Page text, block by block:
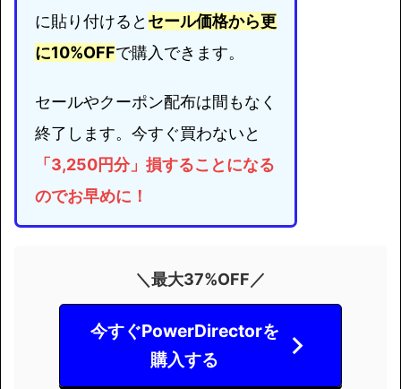
に貼り付けると セール価格から更
に10%OFFで購入できます。
セールやクーポン配布は間もなく
終了します。今すぐ買わないと
「3,250円分」損することになる
のでお早めに！
＼最大37%OFF／
今すぐPowerDirectorを
購入する